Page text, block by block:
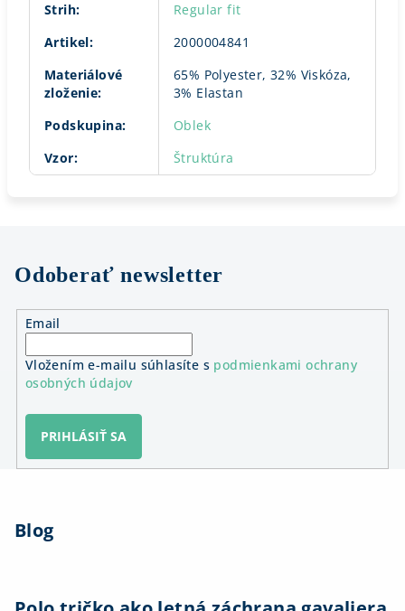
Strih:
Regular fit
Artikel:
2000004841
Materiálové
zloženie:
65% Polyester, 32% Viskóza,
3% Elastan
Podskupina:
Oblek
Vzor: Štruktúra
Odoberať newsletter
Email
Vložením e-mailu súhlasíte s podmienkami ochrany
osobných údajov
PRIHLÁSIŤ SA
Blog